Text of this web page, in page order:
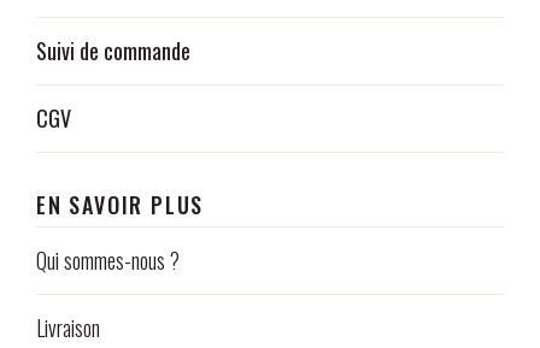
Suivi de commande
CGV
EN SAVOIR PLUS
Qui sommes-nous ?
Livraison